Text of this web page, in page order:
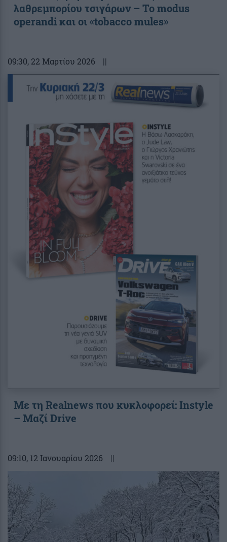
λαθρεμπορίου τσιγάρων – Το modus
operandi και οι «tobacco mules»
09:30, 22 Μαρτίου 2026 ||
Με τη Realnews που κυκλοφορεί: Instyle
– Μαζί Drive
09:10, 12 Ιανουαρίου 2026 ||